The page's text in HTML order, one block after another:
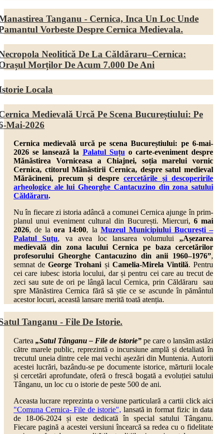
Tanganu - Cernica, Inca Un Loc Unde
Vorbeste Despre Cernica Medievala.
Neolitică De La Căldăraru–Cernica:
Morților De Acum 7.000 De Ani
Locala
Medievală Urcă Pe Scena Bucureștiului: Pe
Mai-2026
Cernica medievală urcă pe scena Bucureștiului: pe 6-mai-
2026 se lansează la Palatul Suțu o carte-eveniment despre
Mănăstirea Vorniceasa a Chiajnei, soția marelui vornic
Cernica, ctitorul Mănăstirii Cernica, despresatul medieval
Mărăcineni, precum și despre cercetările și descoperirile
arheologice ale lui Gheorghe Cantacuzino din zona satului
Căldăraru.
Nu în fiecare zi istoria adâncă a comunei Cernica ajunge în prim-
planul unui eveniment cultural din București. Miercuri, 6 mai
2026, de laora 14:00, la Muzeul Municipiului București –
Palatul Suțu, va avea loc lansarea volumului „Așezarea
medievală din zona lacului Cernica pe baza cercetărilor
profesorului Gheorghe Cantacuzino din anii 1960–1976”,
semnat deGeorge Trohani și Camelia-Mirela Vintilă. Pentru
cei care iubesc istoria locului, dar și pentru cei care au trecut de
zeci sau sute de ori pe lângă lacul Cernica, prin Căldăraru sau
spre Mănăstirea Cernica fără să știe ce se ascunde în pământul
acestor locuri, această lansare merită toată atenția.
Tanganu - File De Istorie.
Cartea „Satul Tânganu – File de istorie” pe care o lansăm astăzi
către marele public, reprezintă o incursiune amplă și detaliată în
trecutul uneia dintre cele mai vechi așezări din Muntenia. Autorii
acestei lucrări, bazându-se pe documente istorice, mărturii locale
și cercetări aprofundate, oferă o frescă bogată a evoluției satului
Tânganu, un loc cu o istorie de peste 500 de ani.
Aceasta lucrare reprezinta o versiune particulară a cartii click aici
"Comuna Cernica- File de istorie", lansată in format fizic in data
de 18-06-2024 și este dedicată în special satului Tânganu.
Fiecare pagină a acestei versiuni încearcă sa redea cu o fidelitate